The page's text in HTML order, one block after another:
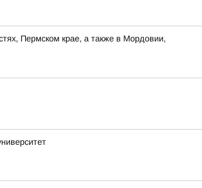
Пермском крае, а также в Мордовии,